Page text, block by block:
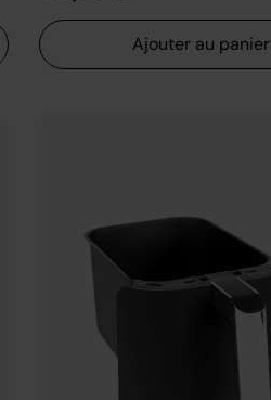
Ajouter au panier